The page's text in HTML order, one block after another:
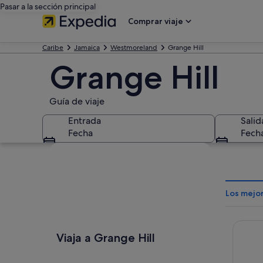
Pasar a la sección principal
Comprar viaje
Caribe Jamaica Westmoreland Grange Hill
Grange Hill
Guía de viaje
Entrada
Fecha
Viaja a Grange Hill
Los